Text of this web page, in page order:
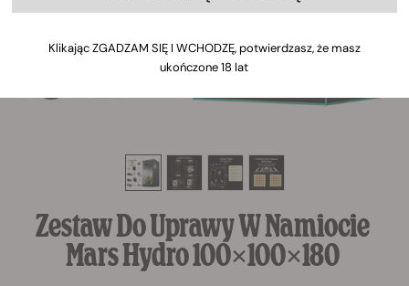
Zestaw Do Uprawy W Namiocie
Mars Hydro 100×100×180
Klikając ZGADZAM SIĘ I WCHODZĘ, potwierdzasz, że masz
ukończone 18 lat